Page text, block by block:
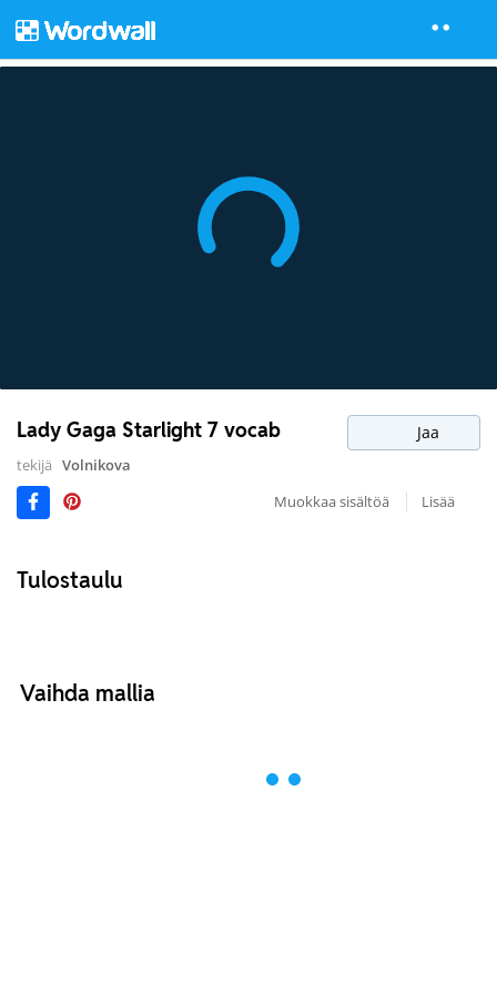
Lady Gaga Starlight 7 vocab Jaa
tekijä Volnikova
Muokkaa sisältöä
Lisää
Tulostaulu
Vaihda mallia